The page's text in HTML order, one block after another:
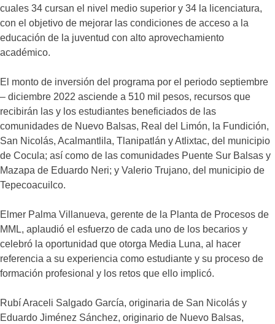
cuales 34 cursan el nivel medio superior y 34 la licenciatura,
con el objetivo de mejorar las condiciones de acceso a la
educación de la juventud con alto aprovechamiento
académico.
El monto de inversión del programa por el periodo septiembre
– diciembre 2022 asciende a 510 mil pesos, recursos que
recibirán las y los estudiantes beneficiados de las
comunidades de Nuevo Balsas, Real del Limón, la Fundición,
San Nicolás, Acalmantlila, Tlanipatlán y Atlixtac, del municipio
de Cocula; así como de las comunidades Puente Sur Balsas y
Mazapa de Eduardo Neri; y Valerio Trujano, del municipio de
Tepecoacuilco.
Elmer Palma Villanueva, gerente de la Planta de Procesos de
MML, aplaudió el esfuerzo de cada uno de los becarios y
celebró la oportunidad que otorga Media Luna, al hacer
referencia a su experiencia como estudiante y su proceso de
formación profesional y los retos que ello implicó.
Rubí Araceli Salgado García, originaria de San Nicolás y
Eduardo Jiménez Sánchez, originario de Nuevo Balsas,